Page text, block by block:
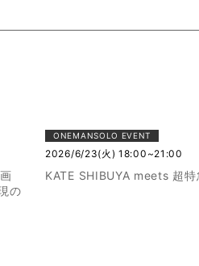
の
ONEMANSOLO EVENT
2026/6/23(火) 18:00~21:00
KATE SHIBUYA meets 超特